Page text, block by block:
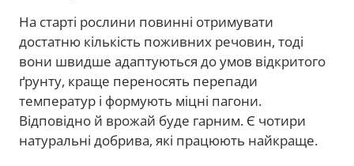
На старті рослини повинні отримувати
достатню кількість поживних речовин, тоді
вони швидше адаптуються до умов відкритого
ґрунту, краще переносять перепади
температур і формують міцні пагони.
Відповідно й врожай буде гарним. Є чотири
натуральні добрива, які працюють найкраще.